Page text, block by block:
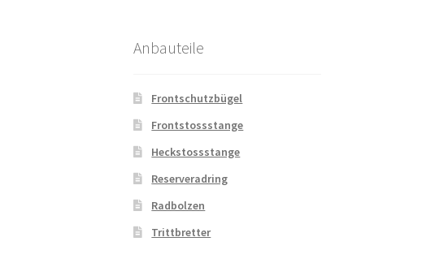
Anbauteile
Frontschutzbügel
Frontstossstange
Heckstossstange
Reserveradring
Radbolzen
Trittbretter